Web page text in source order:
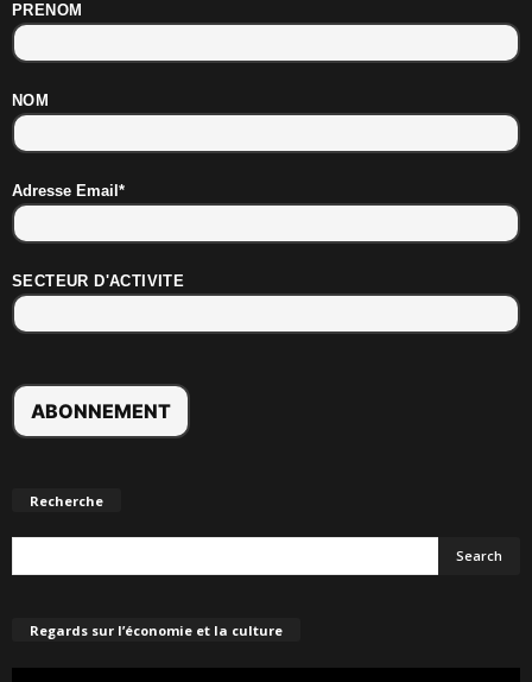
PRENOM
NOM
Adresse Email*
SECTEUR D'ACTIVITE
Recherche
Regards sur l’économie et la culture